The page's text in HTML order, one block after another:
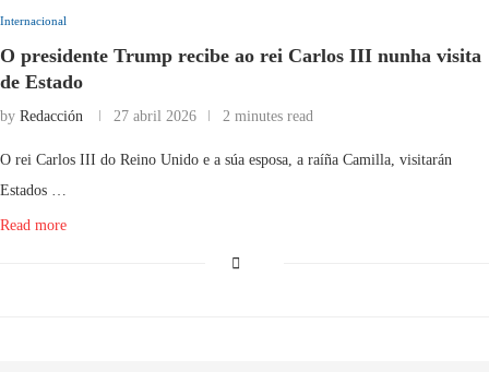
Internacional
O presidente Trump recibe ao rei Carlos III nunha visita
de Estado
by Redacción 27 abril 2026 2 minutes read
O rei Carlos III do Reino Unido e a súa esposa, a raíña Camilla, visitarán
Estados …
Read more